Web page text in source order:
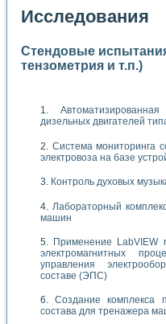
Исследования
Стендовые
тензометрия и т.п.)
дизельных двигателей
Система мониторинга
электровоза на базе
Контроль духовых
Лабораторный
машин
Применение LabVIEW
электромагнитных
управления
составе (ЭПС)
Создание комплекса
состава для тренажера